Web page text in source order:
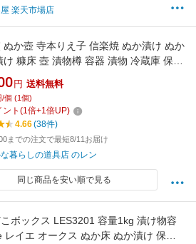
楽天市場店
ぬか壺 寺本りえ子 信楽焼 ぬか漬け ぬか
け 糠床 壺 漬物樽 容器 漬物 冷蔵庫 保存
おしゃれ
円 送料無料
/個 (1個)
ント (1倍+1倍UP)
4.66(38件)
までの注文で最短8/11お届け
暮らしの道具店 のレン
同じ商品を安い順で見る
ボックス LES3201 容量1kg 漬け物容
レイエ オークス ぬか床 ぬか漬け 保存